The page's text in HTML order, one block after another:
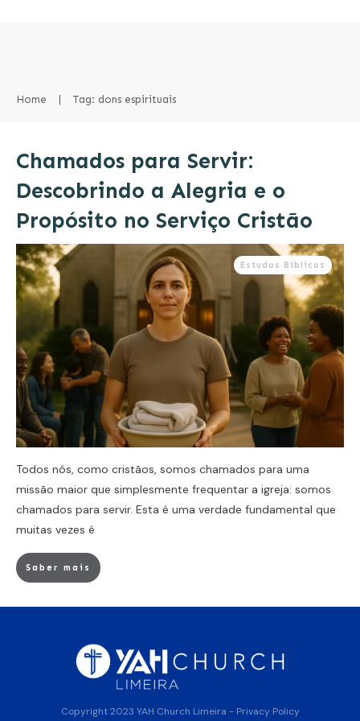
Home Tag: dons espirituais
Chamados para Servir:
Descobrindo a Alegria e o
Propósito no Serviço Cristão
Estudos Bíblicos
Todos nós, como cristãos, somos chamados para uma
missão maior que simplesmente frequentar a igreja: somos
chamados para servir. Esta é uma verdade fundamental que
muitas vezes é
Saber mais
Copyright 2023 YAH Church Limeira - Privacy Policy